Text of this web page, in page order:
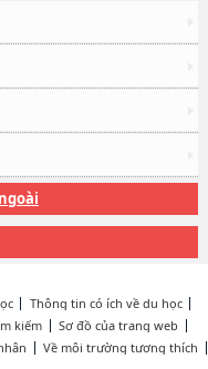
Thông tin có ích về du học
kiếm
Sơ đồ của trang web
Về môi trường tương thích